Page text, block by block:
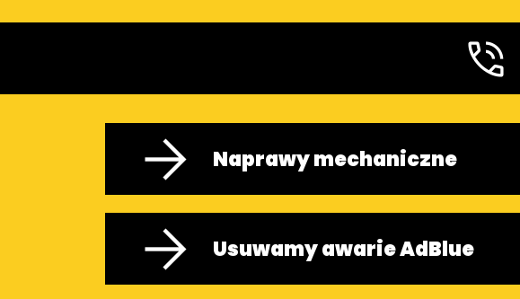
Naprawy mechaniczne
Usuwamy awarie AdBlue